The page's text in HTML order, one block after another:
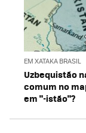
EM XATAKA BRASIL
Uzbequistão
comum no
em "-istão"?